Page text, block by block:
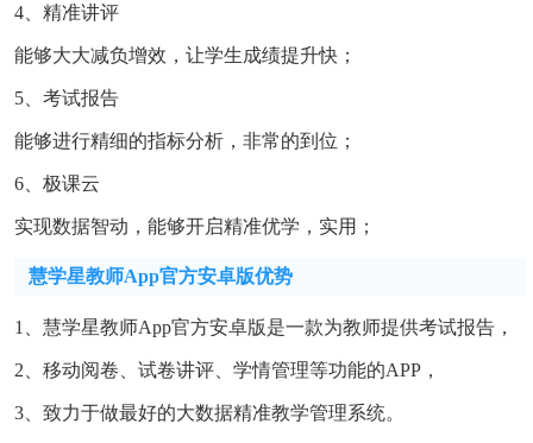
4、精准讲评
能够大大减负增效，让学生成绩提升快；
5、考试报告
能够进行精细的指标分析，非常的到位；
6、极课云
实现数据智动，能够开启精准优学，实用；
慧学星教师app官方安卓版优势
1、慧学星教师app官方安卓版是一款为教师提供考试报告，
2、移动阅卷、试卷讲评、学情管理等功能的APP，
3、致力于做最好的大数据精准教学管理系统。